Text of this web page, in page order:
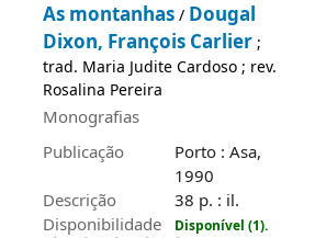
As montanhas/ Dougal
Dixon, François Carlier;
trad. Maria Judite Cardoso ; rev.
Rosalina Pereira
Monografias
Publicação
Porto : Asa,
1990
Descrição
38 p. : il.
Disponibilidade
Disponível (1).